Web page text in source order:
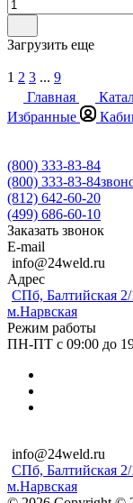
Загрузить еще
1 2 3 ... 9
Главная
Избранные
(800) 333-83-84
(800) 333-83-84
(812) 642-60-20
(499) 686-60-10
Заказать звонок
E-mail
info@24weld.ru
Адрес
СПб, Балтийская
м.Нарвская
Режим работы
ПН-ПТ с 09:00 до
info@24weld.ru
СПб, Балтийская
м.Нарвская